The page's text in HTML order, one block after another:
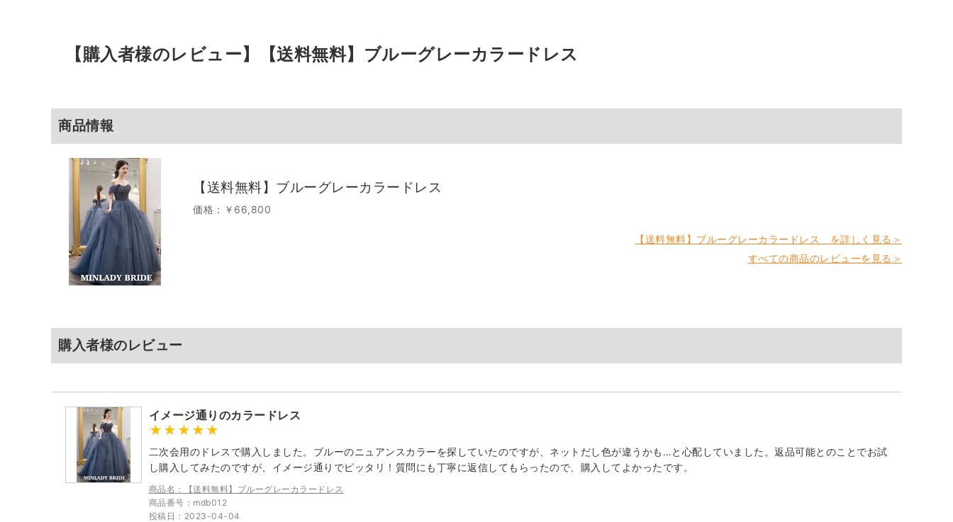
【購入者様のレビュー】 【送料無料】ブルーグレーカラードレス
商品情報
【送料無料】ブルーグレーカラードレス
価格：￥66,800
【送料無料】ブルーグレーカラードレス を詳しく見る＞
すべての商品のレビューを見る＞
購入者様のレビュー
イメージ通りのカラードレス
二次会用のドレスで購入しました。ブルーのニュアンスカラーを探していたのですが、ネットだし色が違うかも…と心配していました。返品可能とのことでお試
し購入してみたのですが、イメージ通りでピッタリ！質問にも丁寧に返信してもらったので、購入してよかったです。
商品名：【送料無料】ブルーグレーカラードレス
商品番号：mdb012
投稿日：2023-04-04